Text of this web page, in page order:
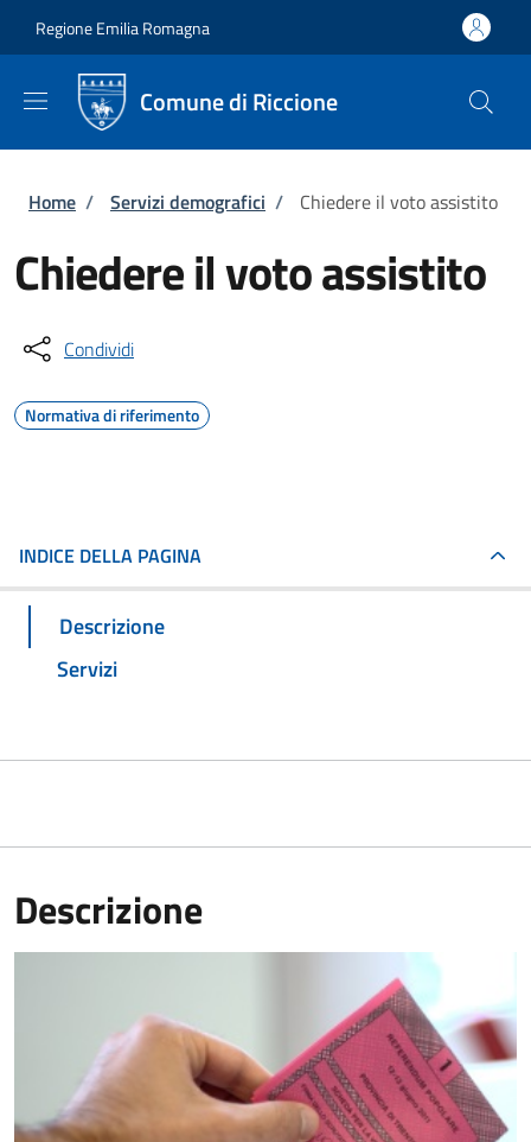
Regione Emilia Romagna
Comune di Riccione
Briciole di pane
Home / Servizi demografici / Chiedere il voto assistito
Chiedere il voto assistito
Condividi
Normativa di riferimento
INDICE DELLA PAGINA
Descrizione
Servizi
Descrizione